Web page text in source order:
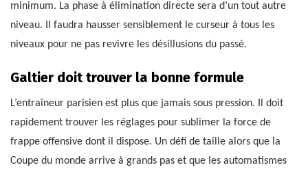
minimum. La phase à élimination directe sera d’un tout autre
niveau. Il faudra hausser sensiblement le curseur à tous les
niveaux pour ne pas revivre les désillusions du passé.
Galtier doit trouver la bonne formule
L’entraîneur parisien est plus que jamais sous pression. Il doit
rapidement trouver les réglages pour sublimer la force de
frappe offensive dont il dispose. Un défi de taille alors que la
Coupe du monde arrive à grands pas et que les automatismes